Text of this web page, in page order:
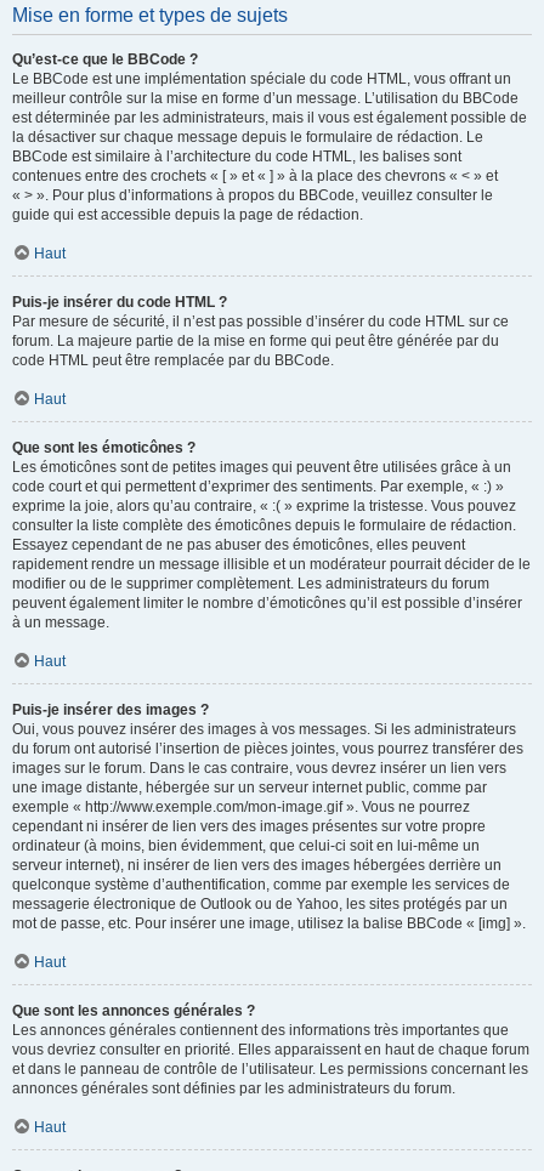
Mise en forme et types de sujets
Qu’est-ce que le BBCode ?
Le BBCode est une implémentation spéciale du code HTML, vous offrant un
meilleur contrôle sur la mise en forme d’un message. L’utilisation du BBCode
est déterminée par les administrateurs, mais il vous est également possible de
la désactiver sur chaque message depuis le formulaire de rédaction. Le
BBCode est similaire à l’architecture du code HTML, les balises sont
contenues entre des crochets « [ » et « ] » à la place des chevrons « < » et
« > ». Pour plus d’informations à propos du BBCode, veuillez consulter le
guide qui est accessible depuis la page de rédaction.
Haut
Puis-je insérer du code HTML ?
Par mesure de sécurité, il n’est pas possible d’insérer du code HTML sur ce
forum. La majeure partie de la mise en forme qui peut être générée par du
code HTML peut être remplacée par du BBCode.
Haut
Que sont les émoticônes ?
Les émoticônes sont de petites images qui peuvent être utilisées grâce à un
code court et qui permettent d’exprimer des sentiments. Par exemple, « :) »
exprime la joie, alors qu’au contraire, « :( » exprime la tristesse. Vous pouvez
consulter la liste complète des émoticônes depuis le formulaire de rédaction.
Essayez cependant de ne pas abuser des émoticônes, elles peuvent
rapidement rendre un message illisible et un modérateur pourrait décider de le
modifier ou de le supprimer complètement. Les administrateurs du forum
peuvent également limiter le nombre d’émoticônes qu’il est possible d’insérer
à un message.
Haut
Puis-je insérer des images ?
Oui, vous pouvez insérer des images à vos messages. Si les administrateurs
du forum ont autorisé l’insertion de pièces jointes, vous pourrez transférer des
images sur le forum. Dans le cas contraire, vous devrez insérer un lien vers
une image distante, hébergée sur un serveur internet public, comme par
exemple « http://www.exemple.com/mon-image.gif ». Vous ne pourrez
cependant ni insérer de lien vers des images présentes sur votre propre
ordinateur (à moins, bien évidemment, que celui-ci soit en lui-même un
serveur internet), ni insérer de lien vers des images hébergées derrière un
quelconque système d’authentification, comme par exemple les services de
messagerie électronique de Outlook ou de Yahoo, les sites protégés par un
mot de passe, etc. Pour insérer une image, utilisez la balise BBCode « [img] ».
Haut
Que sont les annonces générales ?
Les annonces générales contiennent des informations très importantes que
vous devriez consulter en priorité. Elles apparaissent en haut de chaque forum
et dans le panneau de contrôle de l’utilisateur. Les permissions concernant les
annonces générales sont définies par les administrateurs du forum.
Haut